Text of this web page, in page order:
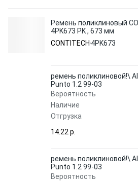
Ремень поликлиновый
4PK673 PK , 673 мм
CONTITECH 4PK673
ремень поликлиновой!\
Punto 1.2 99-03
Вероятность
Наличие
Отгрузка
14.22 p.
ремень поликлиновой!\
Punto 1.2 99-03
Вероятность